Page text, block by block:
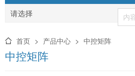
请选择
首页 > 产品中心 > 中控矩阵
中控矩阵